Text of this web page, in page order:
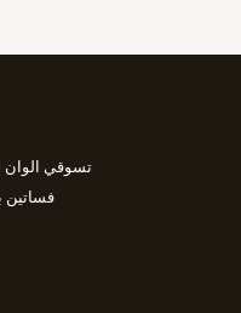
تسوقي الوان
فساتين